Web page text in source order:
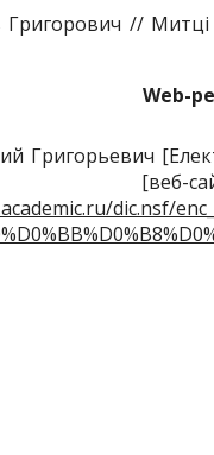
Григорович //
Web-
Григорьевич
dic.nsf/